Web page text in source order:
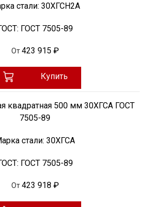
стали: 30ХГСН2А
ГОСТ 7505-89
От 423 915 ₽
Купить
квадратная 500 мм 30ХГСА ГОСТ
7505-89
стали: 30ХГСА
ГОСТ 7505-89
От 423 918 ₽